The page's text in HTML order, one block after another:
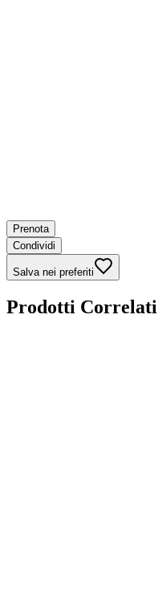
Prenota
Condividi
Salva nei preferiti
Prodotti Correlati